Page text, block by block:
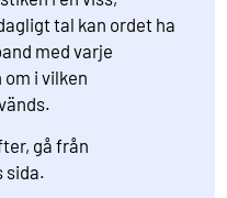
tal kan ordet ha
med varje
i vilken
gå från
sida.